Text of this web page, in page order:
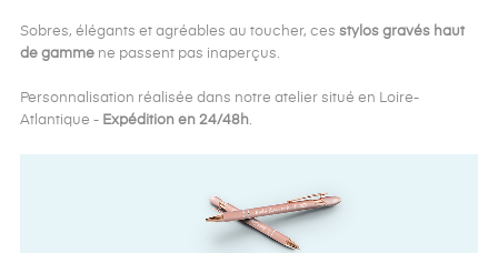
Sobres, élégants et agréables au toucher, ces stylos gravés haut
de gamme ne passent pas inaperçus.
Personnalisation réalisée dans notre atelier situé en Loire-
Atlantique - Expédition en 24/48h.